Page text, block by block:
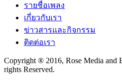
รายชื่อเพลง
เกี่ยวกับเรา
ข่าวสารและกิจกรรม
ติดต่อเรา
Copyright ® 2016, Rose Media and
rights Reserved.